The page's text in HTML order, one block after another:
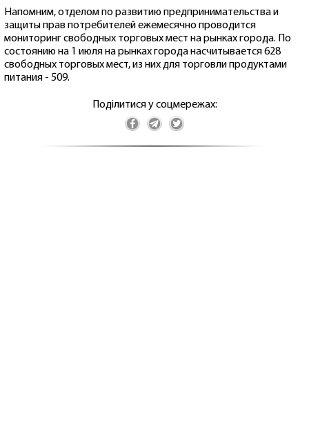
Напомним, отделом по развитию предпринимательства и
защиты прав потребителей ежемесячно проводится
мониторинг свободных торговых мест на рынках города. По
состоянию на 1 июля на рынках города насчитывается 628
свободных торговых мест, из них для торговли продуктами
питания - 509.
Поділитися у соцмережах: